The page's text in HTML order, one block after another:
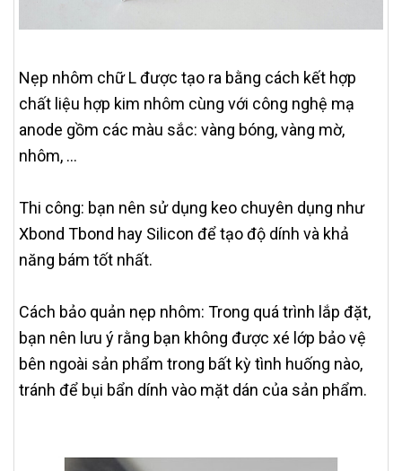
Nẹp nhôm chữ L được tạo ra bằng cách kết hợp
chất liệu hợp kim nhôm cùng với công nghệ mạ
anode gồm các màu sắc: vàng bóng, vàng mờ,
nhôm, ...
Thi công: bạn nên sử dụng keo chuyên dụng như
Xbond Tbond hay Silicon để tạo độ dính và khả
năng bám tốt nhất.
Cách bảo quản nẹp nhôm: Trong quá trình lắp đặt,
bạn nên lưu ý rằng bạn không được xé lớp bảo vệ
bên ngoài sản phẩm trong bất kỳ tình huống nào,
tránh để bụi bẩn dính vào mặt dán của sản phẩm.